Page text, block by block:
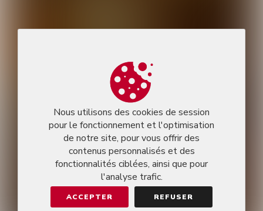
Nous utilisons des cookies de session
pour le fonctionnement et l'optimisation
de notre site, pour vous offrir des
contenus personnalisés et des
fonctionnalités ciblées, ainsi que pour
l'analyse trafic.
ACCEPTER REFUSER